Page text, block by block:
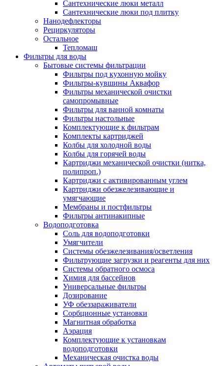
Сантехнические люки металл
Сантехнические люки под плитку
Нанодефлекторы
Рециркуляторы
Остальное
Тепломаш
Фильтры для воды
Бытовые системы фильтрации
Фильтры под кухонную мойку
Фильтры-кувшины Аквафор
Фильтры механической очистки
самопромывные
Фильтры для ванной комнаты
Фильтры настольные
Комплектующие к фильтрам
Комплекты картриджей
Колбы для холодной воды
Колбы для горячей воды
Картриджи механической очистки (нитка,
полипроп.)
Картриджи с активированным углем
Картриджи обезжелезивающие и
умягчающие
Мембраны и постфильтры
Фильтры антинакипные
Водоподготовка
Соль для водоподготовки
Умягчители
Системы обезжелезивания/осветления
Фильтрующие загрузки и реагенты для них
Системы обратного осмоса
Химия для бассейнов
Универсальные фильтры
Дозирование
УФ обеззараживатели
Сорбционные установки
Магнитная обработка
Аэрация
Комплектующие к установкам
водоподготовки
Механическая очистка воды